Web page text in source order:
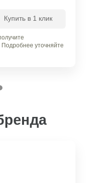
Купить в 1 клик
Подробнее уточняйте